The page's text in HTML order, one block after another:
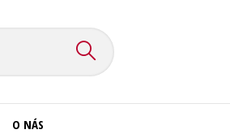
O NÁS